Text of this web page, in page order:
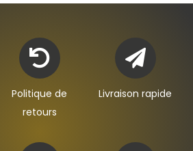

Politique de
retours

Livraison rapide